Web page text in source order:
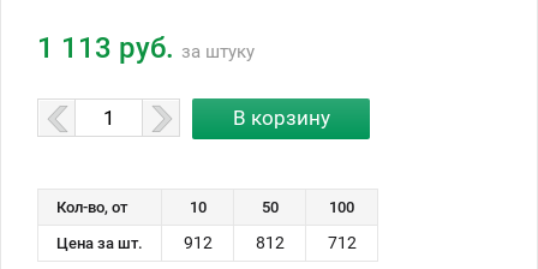
1 113 руб. за штуку
Кол-во, от 10 50
100
Цена за шт.
912 812 712